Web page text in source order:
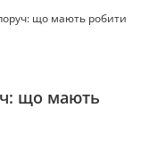
що мають робити
що мають